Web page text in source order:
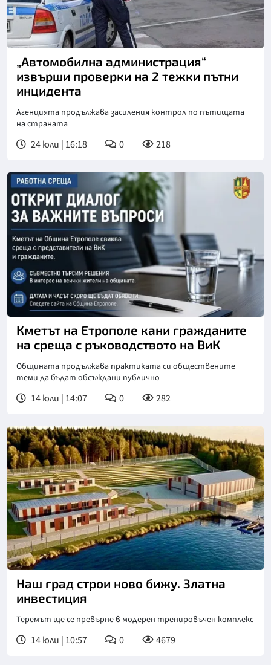
„Автомобилна администрация“
извърши проверки на 2 тежки пътни
инцидента
Агенцията продължава засиления контрол по пътищата
на страната
24 юли | 16:18 0 218
Кметът на Етрополе кани гражданите
на среща с ръководството на ВиК
Общината продължава практиката си обществените
теми да бъдат обсъждани публично
14 юли | 14:07 0 282
Наш град строи ново бижу. Златна
инвестиция
Теремът ще се превърне в модерен тренировъчен комплекс
14 юли | 10:57 0 4679